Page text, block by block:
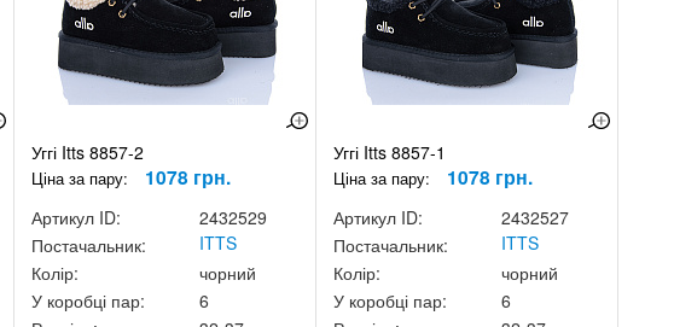
Уггі Itts 8857-2
Ціна за пару: 1078 грн.
Артикул ID:
2432529
Постачальник:
ITTS
Колір:
чорний
У коробці пар:
6
Уггі Itts 8857-1
Ціна за пару: 1078 грн.
Артикул ID:
2432527
Постачальник:
ITTS
Колір:
чорний
У коробці пар:
6